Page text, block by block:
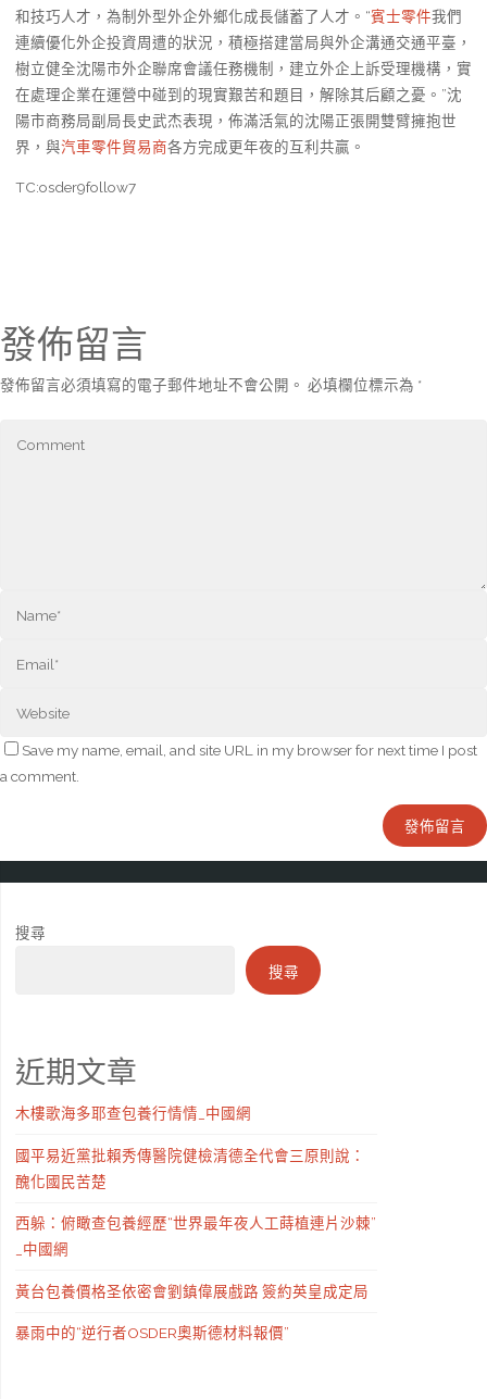
和技巧人才，為制外型外企外鄉化成長儲蓄了人才。“賓士零件我們
連續優化外企投資周遭的狀況，積極搭建當局與外企溝通交通平臺，
樹立健全沈陽市外企聯席會議任務機制，建立外企上訴受理機構，實
在處理企業在運營中碰到的現實艱苦和題目，解除其后顧之憂。”沈
陽市商務局副局長史武杰表現，佈滿活氣的沈陽正張開雙臂擁抱世
界，與汽車零件貿易商各方完成更年夜的互利共贏。
TC:osder9follow7
發佈留言
發佈留言必須填寫的電子郵件地址不會公開。 必填欄位標示為 *
Save my name, email, and site URL in my browser for next time I post
a comment.
搜尋
搜尋
近期文章
木樓歌海多耶查包養行情情_中國網
國平易近黨批賴秀傳醫院健檢清德全代會三原則說：
醜化國民苦楚
西躲：俯瞰查包養經歷“世界最年夜人工蒔植連片沙棘”
_中國網
黃台包養價格圣依密會劉鎮偉展戲路 簽約英皇成定局
暴雨中的“逆行者OSDER奧斯德材料報價”